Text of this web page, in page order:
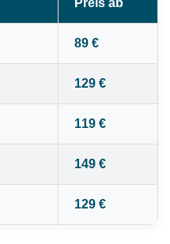
Preis ab
89 €
129 €
119 €
149 €
129 €